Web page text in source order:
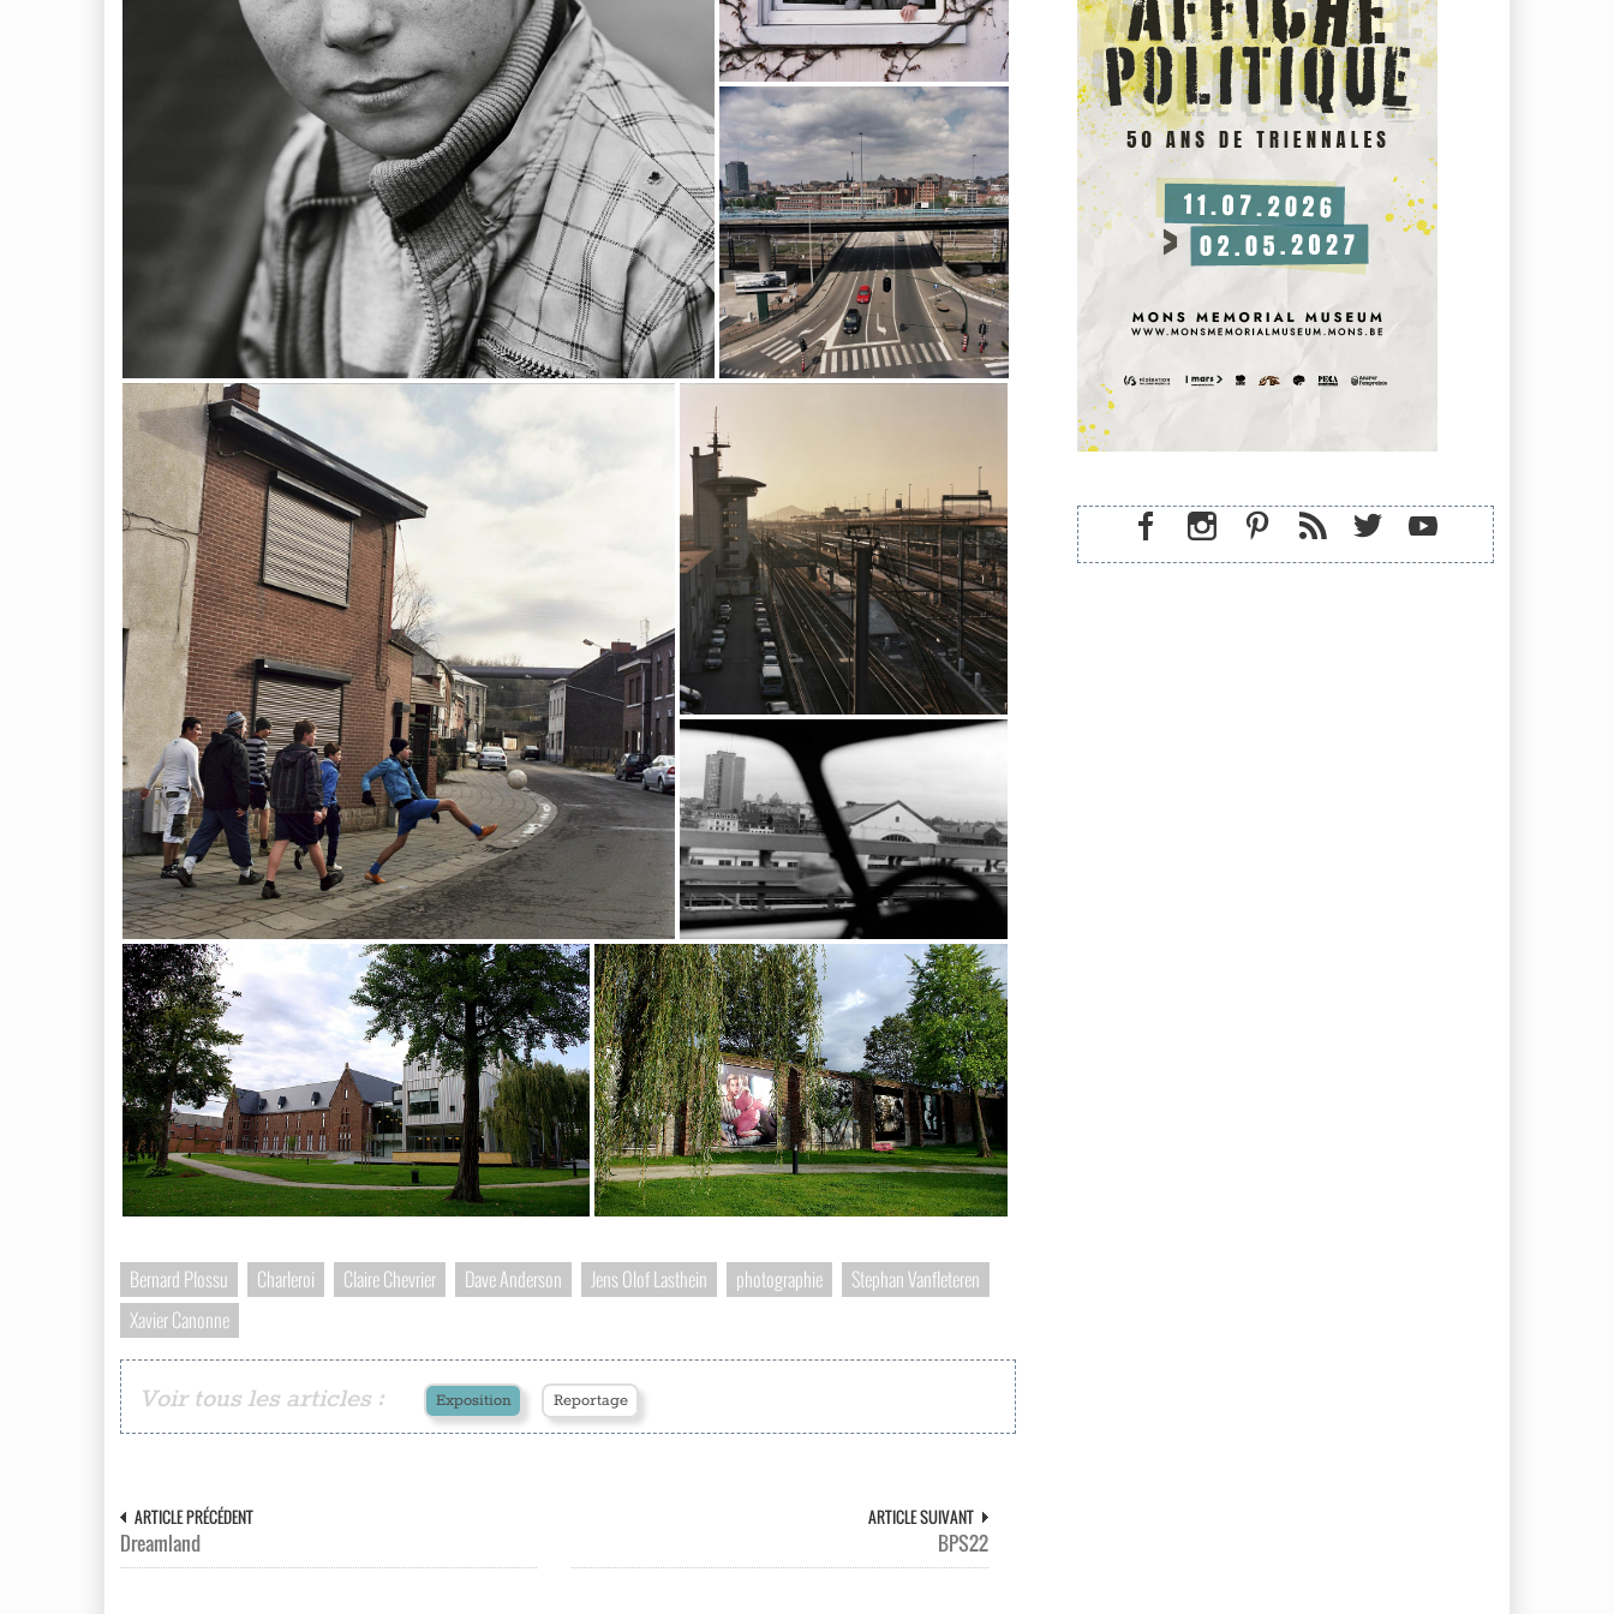
Bernard Plossu Charleroi Claire Chevrier Dave Anderson Jens Olof Lasthein photographie
Stephan Vanfleteren
Xavier Canonne
Voir tous les articles : Exposition Reportage
ARTICLE PRÉCÉDENT
Dreamland
ARTICLE SUIVANT
BPS22